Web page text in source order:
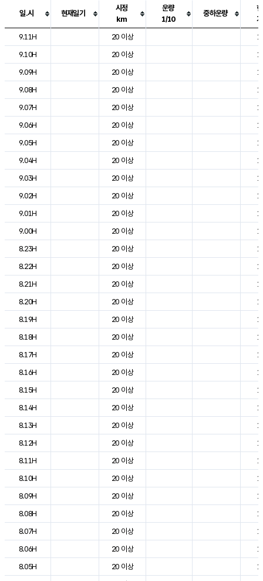
도시별 기상실황표로 지점, 날씨, 기온, 강수, 바람, 기압등을 안내한 표입
일.시 현재일기
시정
km
운량
1/10
중하운량
9.11H
20 이상
9.10H
20 이상
9.09H
20 이상
9.08H
20 이상
9.07H
20 이상
9.06H
20 이상
9.05H
20 이상
9.04H
20 이상
9.03H
20 이상
9.02H
20 이상
9.01H
20 이상
9.00H
20 이상
8.23H
20 이상
8.22H
20 이상
8.21H
20 이상
8.20H
20 이상
8.19H
20 이상
8.18H
20 이상
8.17H
20 이상
8.16H
20 이상
8.15H
20 이상
8.14H
20 이상
8.13H
20 이상
8.12H
20 이상
8.11H
20 이상
8.10H
20 이상
8.09H
20 이상
8.08H
20 이상
8.07H
20 이상
8.06H
20 이상
8.05H
20 이상